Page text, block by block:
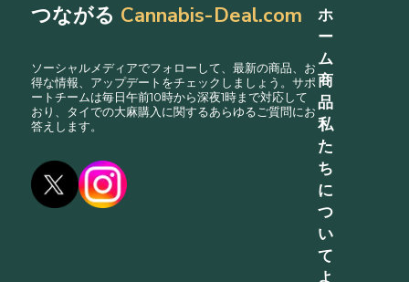
つながる Cannabis-Deal.com
ソーシャルメディアでフォローして、最新の商品、お
得な情報、アップデートをチェックしましょう。サポ
ートチームは毎日午前10時から深夜1時まで対応して
おり、タイでの大麻購入に関するあらゆるご質問にお
答えします。
ホ
ー
ム
商
品
私
た
ち
に
つ
い
て
よ